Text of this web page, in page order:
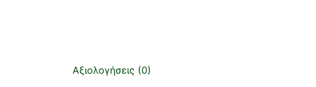
Αξιολογήσεις (0)